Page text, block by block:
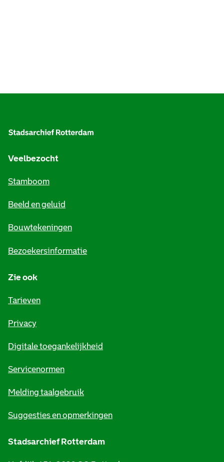
Veelbezocht
Stamboom
Beeld en geluid
Bouwtekeningen
Bezoekersinformatie
Zie ook
Tarieven
Privacy
Digitale toegankelijkheid
Servicenormen
Melding taalgebruik
Suggesties en opmerkingen
Stadsarchief Rotterdam